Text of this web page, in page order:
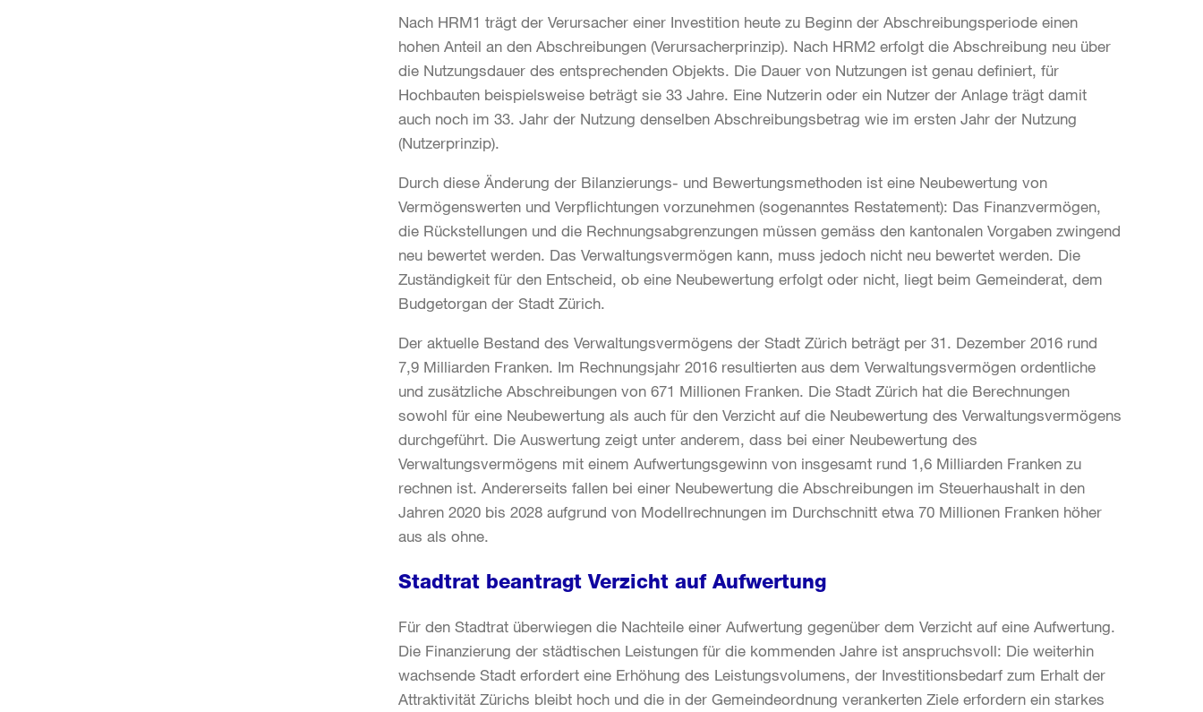
Nach HRM1 trägt der Verursacher einer Investition heute zu Beginn der Abschreibungsperiode einen
hohen Anteil an den Abschreibungen (Verursacherprinzip). Nach HRM2 erfolgt die Abschreibung neu über
die Nutzungsdauer des entsprechenden Objekts. Die Dauer von Nutzungen ist genau definiert, für
Hochbauten beispielsweise beträgt sie 33 Jahre. Eine Nutzerin oder ein Nutzer der Anlage trägt damit
auch noch im 33. Jahr der Nutzung denselben Abschreibungsbetrag wie im ersten Jahr der Nutzung
(Nutzerprinzip).
Durch diese Änderung der Bilanzierungs- und Bewertungsmethoden ist eine Neubewertung von
Vermögenswerten und Verpflichtungen vorzunehmen (sogenanntes Restatement): Das Finanzvermögen,
die Rückstellungen und die Rechnungsabgrenzungen müssen gemäss den kantonalen Vorgaben zwingend
neu bewertet werden. Das Verwaltungsvermögen kann, muss jedoch nicht neu bewertet werden. Die
Zuständigkeit für den Entscheid, ob eine Neubewertung erfolgt oder nicht, liegt beim Gemeinderat, dem
Budgetorgan der Stadt Zürich.
Der aktuelle Bestand des Verwaltungsvermögens der Stadt Zürich beträgt per 31. Dezember 2016 rund
7,9 Milliarden Franken. Im Rechnungsjahr 2016 resultierten aus dem Verwaltungsvermögen ordentliche
und zusätzliche Abschreibungen von 671 Millionen Franken. Die Stadt Zürich hat die Berechnungen
sowohl für eine Neubewertung als auch für den Verzicht auf die Neubewertung des Verwaltungsvermögens
durchgeführt. Die Auswertung zeigt unter anderem, dass bei einer Neubewertung des
Verwaltungsvermögens mit einem Aufwertungsgewinn von insgesamt rund 1,6 Milliarden Franken zu
rechnen ist. Andererseits fallen bei einer Neubewertung die Abschreibungen im Steuerhaushalt in den
Jahren 2020 bis 2028 aufgrund von Modellrechnungen im Durchschnitt etwa 70 Millionen Franken höher
aus als ohne.
Stadtrat beantragt Verzicht auf Aufwertung
Für den Stadtrat überwiegen die Nachteile einer Aufwertung gegenüber dem Verzicht auf eine Aufwertung.
Die Finanzierung der städtischen Leistungen für die kommenden Jahre ist anspruchsvoll: Die weiterhin
wachsende Stadt erfordert eine Erhöhung des Leistungsvolumens, der Investitionsbedarf zum Erhalt der
Attraktivität Zürichs bleibt hoch und die in der Gemeindeordnung verankerten Ziele erfordern ein starkes